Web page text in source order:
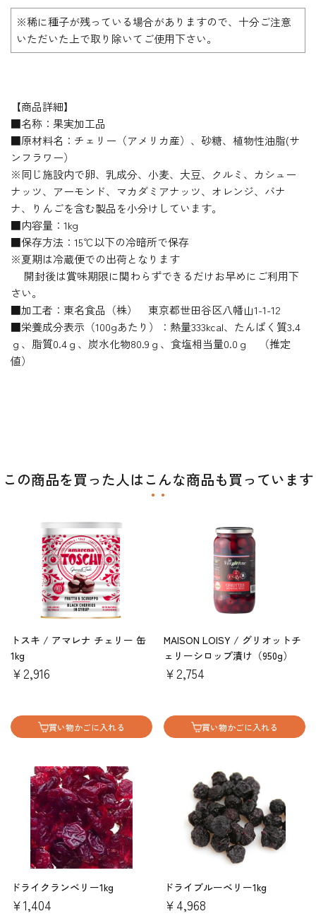
※稀に種子が残っている場合がありますので、十分ご注意
いただいた上で取り除いてご使用下さい。
【商品詳細】
■名称：果実加工品
■原材料名：チェリー（アメリカ産）、砂糖、植物性油脂(サ
ンフラワー）
※同じ施設内で卵、乳成分、小麦、大豆、クルミ、カシュー
ナッツ、アーモンド、マカダミアナッツ、オレンジ、バナ
ナ、りんごを含む製品を小分けしています。
■内容量：1kg
■保存方法：15℃以下の冷暗所で保存
※夏期は冷蔵便での出荷となります
開封後は賞味期限に関わらずできるだけお早めにご利用下
さい。
■加工者：東名食品（株） 東京都世田谷区八幡山1-1-12
■栄養成分表示（100gあたり）：熱量333kcal、たんぱく質3.4
ｇ、脂質0.4ｇ、炭水化物80.9ｇ、食塩相当量0.0ｇ （推定
値）
この商品を買った人はこんな商品も買っています
トスキ / アマレナ チェリー 缶
1kg
￥2,916
買い物かごに入れる
MAISON LOISY / グリオットチ
ェリーシロップ漬け（950g）
￥2,754
買い物かごに入れる
ドライクランベリー1kg
￥1,404
ドライブルーベリー1kg
￥4,968